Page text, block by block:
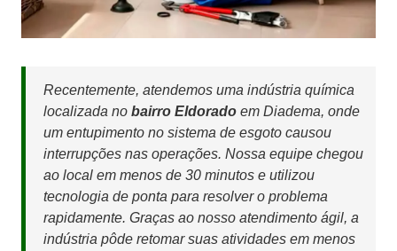
Recentemente, atendemos uma indústria química
localizada no bairro Eldorado em Diadema, onde
um entupimento no sistema de esgoto causou
interrupções nas operações. Nossa equipe chegou
ao local em menos de 30 minutos e utilizou
tecnologia de ponta para resolver o problema
rapidamente. Graças ao nosso atendimento ágil, a
indústria pôde retomar suas atividades em menos